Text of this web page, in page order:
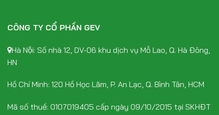
CÔNG TY CỔ PHẦN GEV
Hà Nội: Số nhà 12, DV-06 khu dịch vụ Mỗ Lao, Q. Hà Đông,
HN
Hồ Chí Minh: 120 Hồ Học Lãm, P. An Lạc, Q. Bình Tân, HCM
Mã số thuế: 0107019405 cấp ngày 09/10/2015 tại SKHĐT